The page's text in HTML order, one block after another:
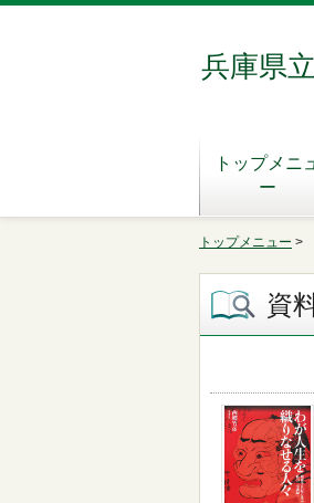
兵庫県
トップメニュ
ー
トップメニュー >
資